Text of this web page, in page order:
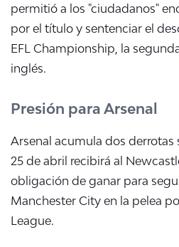
permitió a los "ciudadanos"
por el título y sentenciar el
EFL Championship, la
inglés.
Presión para Arsenal
Arsenal acumula dos derrotas
25 de abril recibirá al
obligación de ganar para
Manchester City en la pelea
League.